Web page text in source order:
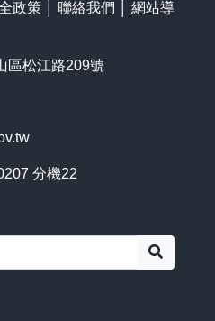
政策 聯絡我們
網站導
區松江路209號
分機22